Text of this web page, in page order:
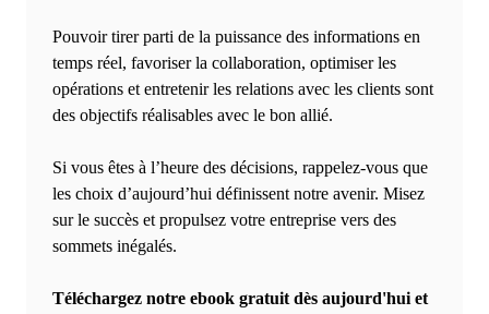
Pouvoir tirer parti de la puissance des informations en
temps réel, favoriser la collaboration, optimiser les
opérations et entretenir les relations avec les clients sont
des objectifs réalisables avec le bon allié.
Si vous êtes à l’heure des décisions, rappelez-vous que
les choix d’aujourd’hui définissent notre avenir. Misez
sur le succès et propulsez votre entreprise vers des
sommets inégalés.
Téléchargez notre ebook gratuit dès aujourd'hui et